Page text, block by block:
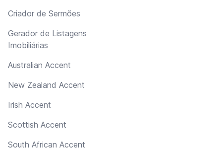
Criador de Sermões
Gerador de Listagens
Imobiliárias
Australian Accent
New Zealand Accent
Irish Accent
Scottish Accent
South African Accent